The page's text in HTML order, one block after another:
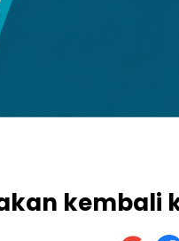
kembali
480px x 600px